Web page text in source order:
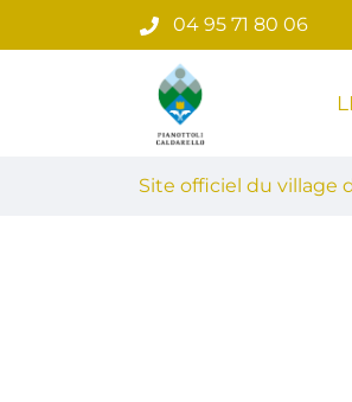
au
04 95 71 80 06
Site officiel du
Site officiel du village